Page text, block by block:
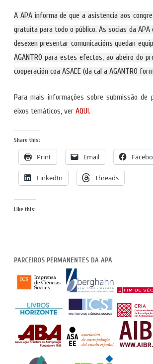
A APA informa de que a asistencia aos
gratuíta para todo o público. As socias da APA
desexen presentar comunicacións quedan
AGANTRO para estes efectos, ao abeiro do
cooperación coa ASAEE (da cal a AGANTRO
Para mais informações sobre submissão de
eixos temáticos, ver AQUI.
Share this:
Print Email
LinkedIn Threads
Like this:
PARCEIROS PERMANENTES DA APA